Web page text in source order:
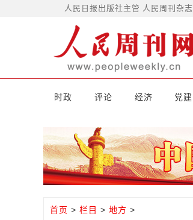
人民日报出版社主管 人民周刊杂
时政 评论 经济 党建
首页 > 栏目 > 地方 >